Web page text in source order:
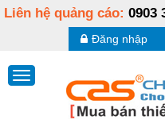
Liên hệ quảng cáo: 0903
Đăng nhập